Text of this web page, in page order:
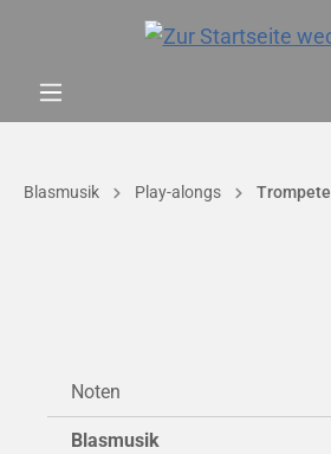
Blasmusik Play-alongs Trompete
Noten
Blasmusik